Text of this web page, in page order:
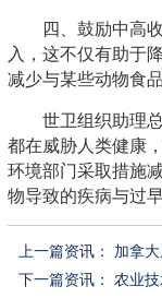
四、鼓励中高收
入，这不仅有助于
减少与某些动物食
世卫组织助理总
都在威胁人类健康
环境部门采取措施
物导致的疾病与过早
上一篇资讯： 加拿
下一篇资讯： 农业